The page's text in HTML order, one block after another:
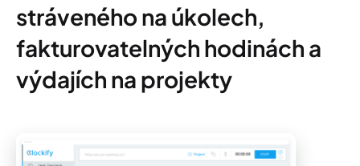
stráveného na úkolech,
fakturovatelných hodinách a
výdajích na projekty